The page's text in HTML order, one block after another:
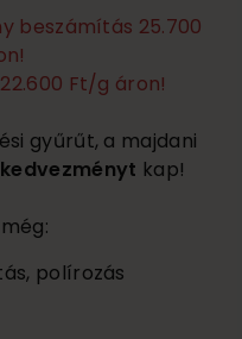
beszámítás 25.700
Ft/g áron!
gyűrűt, a majdani
kedvezményt kap!
polírozás